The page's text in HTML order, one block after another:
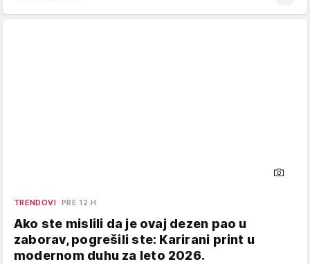
TRENDOVI PRE 12 H
Ako ste mislili da je ovaj dezen pao u
zaborav, pogrešili ste: Karirani print u
modernom duhu za leto 2026.